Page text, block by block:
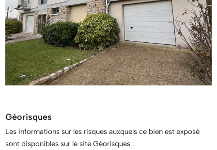
Géorisques
Les informations sur les risques auxquels ce bien est exposé
sont disponibles sur le site Géorisques :